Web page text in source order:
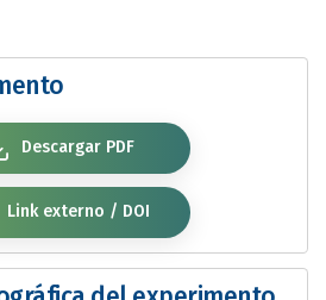
Descargar PDF
Link externo / DOI